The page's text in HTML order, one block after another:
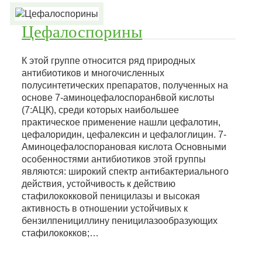
Цефалоспорины
К этой группе относится ряд природных
антибиотиков и многочисленных
полусинтетических препаратов, полученных на
основе 7-аминоцефалоспоран6вой кислоты
(7:АЦК), среди которых наибольшее
практическое применение нашли цефалотин,
цефалоридин, цефалексин и цефалоглицин. 7-
Аминоцефалоспорановая кислота Основными
особенностями антибиотиков этой группы
являются: широкий спектр антибактериального
действия, устойчивость к действию
стафилококковой пеницилазы и высокая
активность в отношении устойчивых к
бензилпенициллину пеницилазообразующих
стафилококков;…